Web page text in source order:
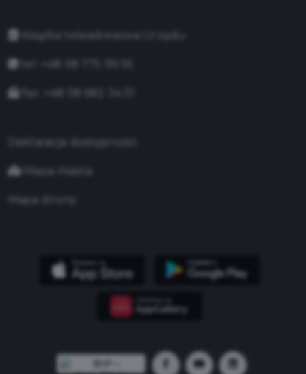
Książka teleadresowa Urzędu
Deklaracja dostępności
Mapa miasta
Mapa strony